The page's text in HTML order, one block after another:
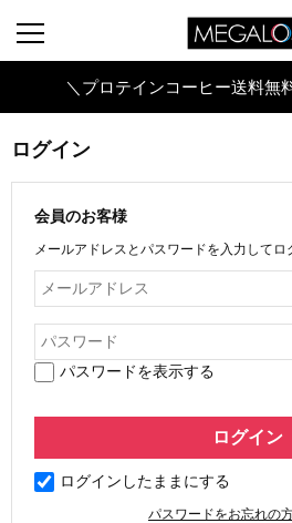
＼プロテインコーヒー送料無
ログイン
会員のお客様
メールアドレスとパスワードを入力してロ
パスワードを表示する
ログインしたままにする
パスワードをお忘れの